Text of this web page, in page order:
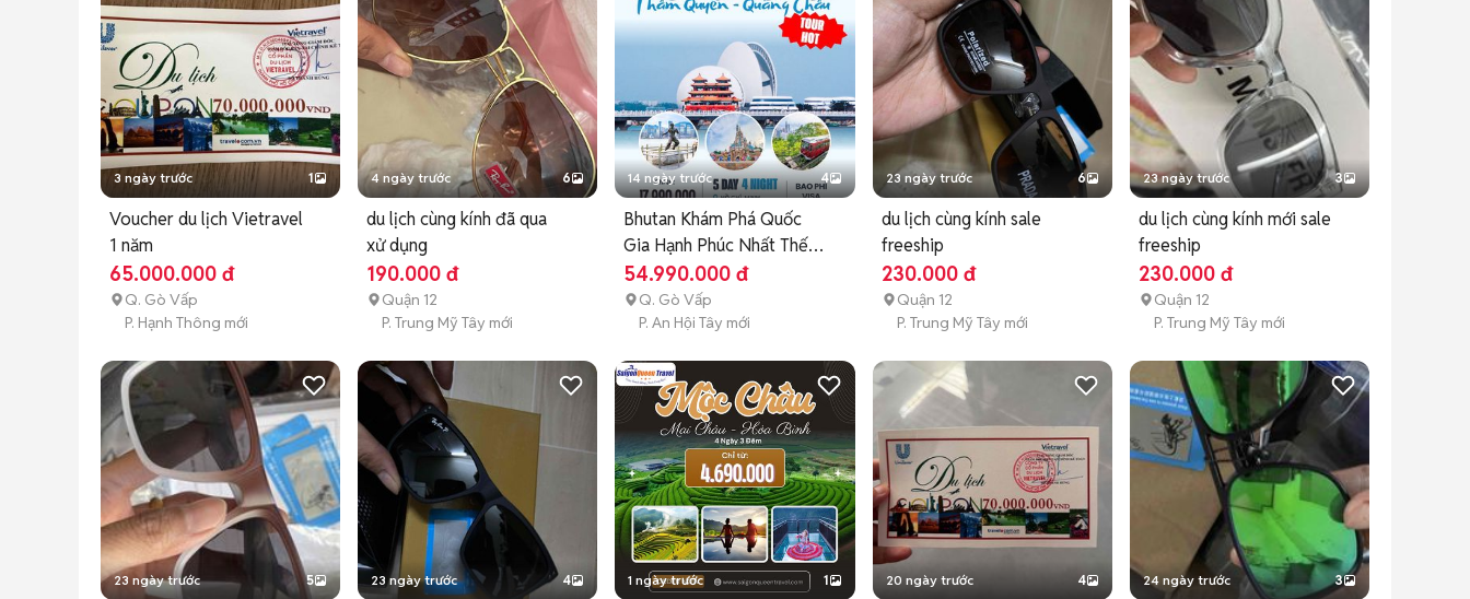
📞 THÔNG TIN LIÊN HỆ ĐẶT TOUR:
🏢 SGC Tourist
📍 Địa chỉ: 1147 Phan Văn Trị, Phường Gò Vấp, TP.HCM
📞 Hotline: ***
🌐 Website: ***
3 ngày trước 1
Voucher du lịch Vietravel
1 năm
65.000.000 đ
Q. Gò Vấp
P. Hạnh Thông mới
4 ngày trước 6
du lịch cùng kính đã qua
xử dụng
190.000 đ
Quận 12
P. Trung Mỹ Tây mới
14 ngày trước 4
Bhutan Khám Phá Quốc
Gia Hạnh Phúc Nhất Thế
Giới
54.990.000 đ
Q. Gò Vấp
P. An Hội Tây mới
23 ngày trước 6
du lịch cùng kính sale
freeship
230.000 đ
Quận 12
P. Trung Mỹ Tây mới
23 ngày trước 3
du lịch cùng kính mới sale
freeship
230.000 đ
Quận 12
P. Trung Mỹ Tây mới
23 ngày trước 5 23 ngày trước 4 1 ngày trước 1 20 ngày trước 4 24 ngày trước 3